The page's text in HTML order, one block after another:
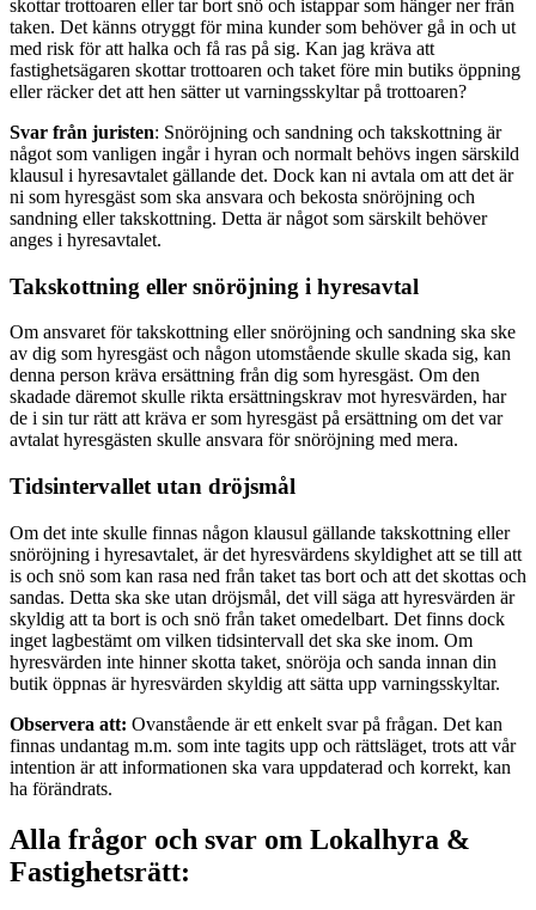
skottar trottoaren eller tar bort snö och istappar som hänger ner från
taken. Det känns otryggt för mina kunder som behöver gå in och ut
med risk för att halka och få ras på sig. Kan jag kräva att
fastighetsägaren skottar trottoaren och taket före min butiks öppning
eller räcker det att hen sätter ut varningsskyltar på trottoaren?
Svar från juristen: Snöröjning och sandning och takskottning är
något som vanligen ingår i hyran och normalt behövs ingen särskild
klausul i hyresavtalet gällande det. Dock kan ni avtala om att det är
ni som hyresgäst som ska ansvara och bekosta snöröjning och
sandning eller takskottning. Detta är något som särskilt behöver
anges i hyresavtalet.
Takskottning eller snöröjning i hyresavtal
Om ansvaret för takskottning eller snöröjning och sandning ska ske
av dig som hyresgäst och någon utomstående skulle skada sig, kan
denna person kräva ersättning från dig som hyresgäst. Om den
skadade däremot skulle rikta ersättningskrav mot hyresvärden, har
de i sin tur rätt att kräva er som hyresgäst på ersättning om det var
avtalat hyresgästen skulle ansvara för snöröjning med mera.
Tidsintervallet utan dröjsmål
Om det inte skulle finnas någon klausul gällande takskottning eller
snöröjning i hyresavtalet, är det hyresvärdens skyldighet att se till att
is och snö som kan rasa ned från taket tas bort och att det skottas och
sandas. Detta ska ske utan dröjsmål, det vill säga att hyresvärden är
skyldig att ta bort is och snö från taket omedelbart. Det finns dock
inget lagbestämt om vilken tidsintervall det ska ske inom. Om
hyresvärden inte hinner skotta taket, snöröja och sanda innan din
butik öppnas är hyresvärden skyldig att sätta upp varningsskyltar.
Observera att: Ovanstående är ett enkelt svar på frågan. Det kan
finnas undantag m.m. som inte tagits upp och rättsläget, trots att vår
intention är att informationen ska vara uppdaterad och korrekt, kan
ha förändrats.
Alla frågor och svar om Lokalhyra &
Fastighetsrätt: